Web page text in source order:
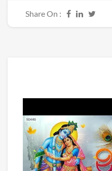
Share On :